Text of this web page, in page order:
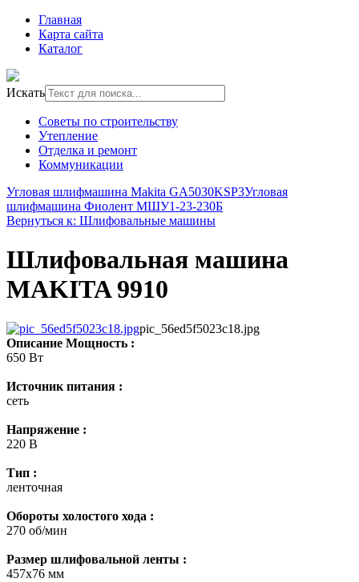
Главная
Карта сайта
Каталог
Искать
Советы по строительству
Утепление
Отделка и ремонт
Коммуникации
Угловая шлифмашина Makita GA5030KSP3Угловая
шлифмашина Фиолент МШУ1-23-230Б
Вернуться к: Шлифовальные машины
Шлифовальная машина
MAKITA 9910
pic_56ed5f5023c18.jpg
Описание Мощность :
650 Вт
Источник питания :
сеть
Напряжение :
220 В
Тип :
ленточная
Обороты холостого хода :
270 об/мин
Размер шлифовальной ленты :
457х76 мм